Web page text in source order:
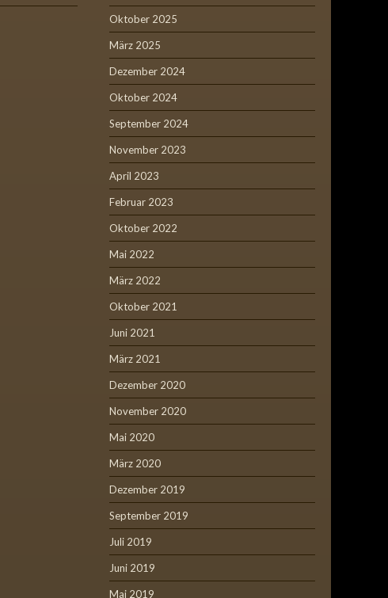
Oktober 2025
März 2025
Dezember 2024
Oktober 2024
September 2024
November 2023
April 2023
Februar 2023
Oktober 2022
Mai 2022
März 2022
Oktober 2021
Juni 2021
März 2021
Dezember 2020
November 2020
Mai 2020
März 2020
Dezember 2019
September 2019
Juli 2019
Juni 2019
Mai 2019